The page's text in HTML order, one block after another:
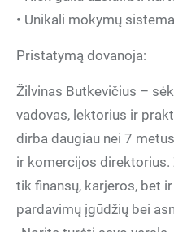
• Unikali mokymų
Pristatymą dovanoja:
Žilvinas Butkevičius –
vadovas, lektorius ir
dirba daugiau nei 7
ir komercijos direktorius.
tik finansų, karjeros, bet
pardavimų įgūdžių bei